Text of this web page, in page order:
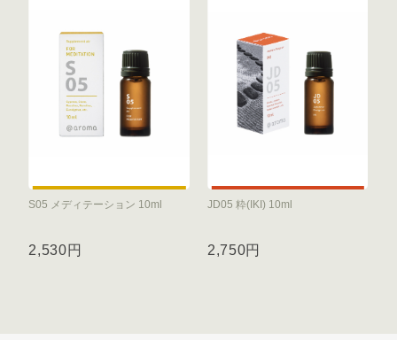
S05 メディテーション 10ml
2,530円
JD05 粋(IKI) 10ml
2,750円